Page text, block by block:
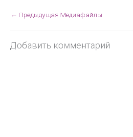
← Предыдущая Медиафайлы
Добавить комментарий